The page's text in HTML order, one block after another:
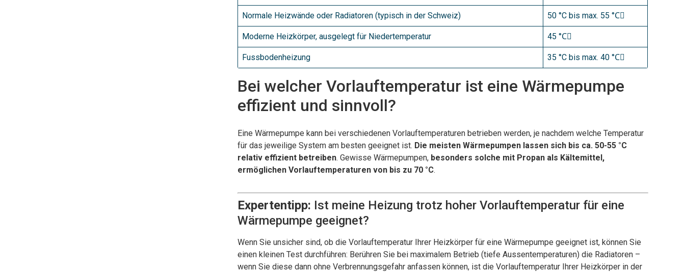
Normale Heizwände oder Radiatoren (typisch in der Schweiz) 50 °C bis max. 55 °C🏻
Moderne Heizkörper, ausgelegt für Niedertemperatur 45 °C🏻
Fussbodenheizung 35 °C bis max. 40 °C🏻
Bei welcher Vorlauftemperatur ist eine Wärmepumpe
effizient und sinnvoll?
Eine Wärmepumpe kann bei verschiedenen Vorlauftemperaturen betrieben werden, je nachdem welche Temperatur
für das jeweilige System am besten geeignet ist. Die meisten Wärmepumpen lassen sich bis ca. 50-55 °C
relativ effizient betreiben. Gewisse Wärmepumpen, besonders solche mit Propan als Kältemittel,
ermöglichen Vorlauftemperaturen von bis zu 70 °C.
Expertentipp: Ist meine Heizung trotz hoher Vorlauftemperatur für eine
Wärmepumpe geeignet?
Wenn Sie unsicher sind, ob die Vorlauftemperatur Ihrer Heizkörper für eine Wärmepumpe geeignet ist, können Sie
einen kleinen Test durchführen: Berühren Sie bei maximalem Betrieb (tiefe Aussentemperaturen) die Radiatoren –
wenn Sie diese dann ohne Verbrennungsgefahr anfassen können, ist die Vorlauftemperatur Ihrer Heizkörper in der